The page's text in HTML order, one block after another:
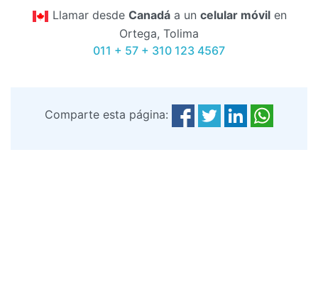
Llamar desde Canadáa un celular móvilen
Ortega, Tolima
011 + 57 + 310 123 4567
Comparte esta página: